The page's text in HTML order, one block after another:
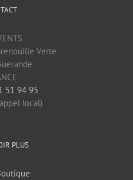
Verte
51 94 95
local)
PLUS